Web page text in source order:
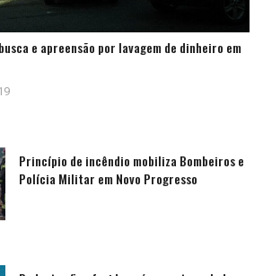
e apreensão por lavagem de dinheiro em
Princípio de incêndio mobiliza Bombeiros e
Polícia Militar em Novo Progresso